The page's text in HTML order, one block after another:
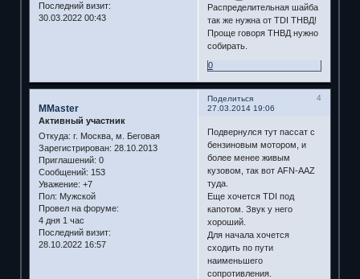
Последний визит:
30.03.2022 00:43
Распределительная шайба
так же нужна от TDI ТНВД!
Проще говоря ТНВД нужно
собирать.
0
Поделиться
4
27.03.2014 19:06
MMaster
Активный участник
Откуда: г. Москва, м. Беговая
Зарегистрирован: 28.10.2013
Приглашений: 0
Сообщений: 153
Уважение: +7
Пол: Мужской
Провел на форуме:
4 дня 1 час
Последний визит:
28.10.2022 16:57
Подвернулся тут пассат с
бензиновым мотором, и
более менее живым
кузовом, так вот AFN-AAZ
туда.
Еще хочется TDI под
капотом. Звук у него
хороший.
Для начала хочется
сходить по пути
наименьшего
сопротивления.